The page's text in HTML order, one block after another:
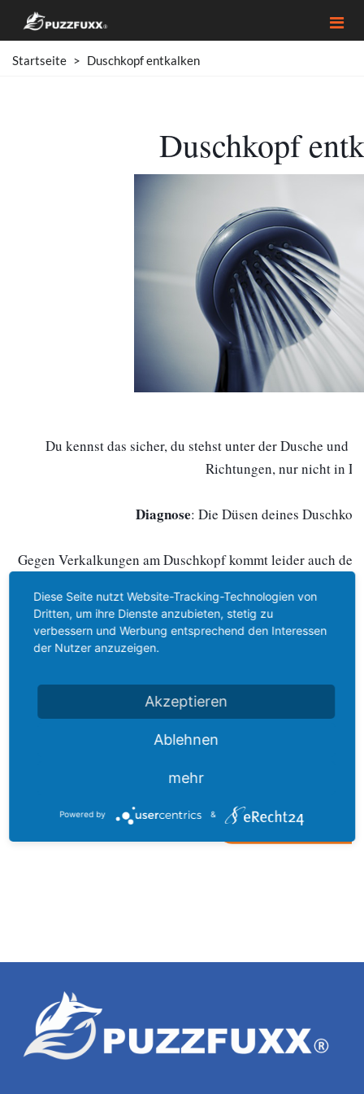
Startseite > Duschkopf entkalken
Duschkopf
Du kennst das sicher, du stehst unter der Dusche und
Richtungen, nur nicht in
Diagnose: Die Düsen deines
Gegen Verkalkungen am Duschkopf kommt leider auch
Einfach Essig in eine Plastiktüte füllen und diese mit
so dass die Düsen im Essig liegen. Dann über Nacht
Weitere Tipps per Newsletter
und einen 5% Bestellgutschein
Diese Seite nutzt Website-Tracking-Technologien von
Dritten, um ihre Dienste anzubieten, stetig zu
verbessern und Werbung entsprechend den Interessen
der Nutzer anzuzeigen.
Akzeptieren
Ablehnen
mehr
Powered by &